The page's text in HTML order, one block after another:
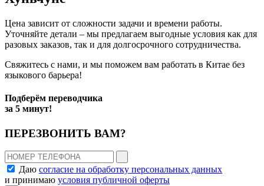
Цена зависит от сложности задачи и времени работы.
Уточняйте детали – мы предлагаем выгодные условия как для
разовых заказов, так и для долгосрочного сотрудничества.
Свяжитесь с нами, и мы поможем вам работать в Китае без
языкового барьера!
Подберём переводчика
за 5 минут!
ПЕРЕЗВОНИТЬ ВАМ?
Даю согласие на обработку персональных данных
и принимаю условия публичной оферты